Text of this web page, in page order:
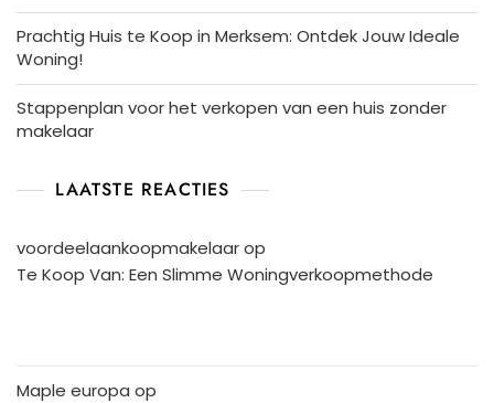
Prachtig Huis te Koop in Merksem: Ontdek Jouw Ideale
Woning!
Stappenplan voor het verkopen van een huis zonder
makelaar
LAATSTE REACTIES
voordeelaankoopmakelaarop
Te Koop Van: Een Slimme Woningverkoopmethode
Maple europa op